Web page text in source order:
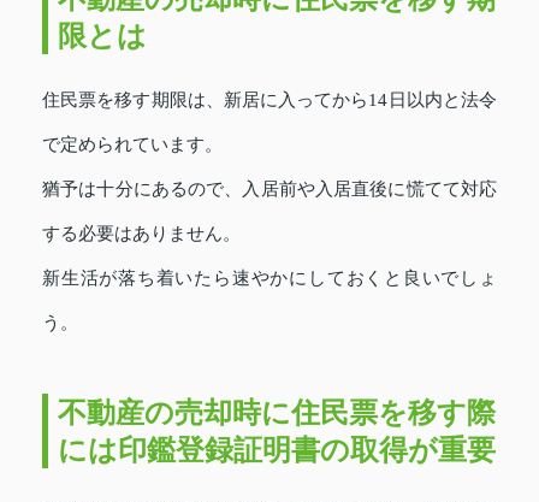
限とは
住民票を移す期限は、新居に入ってから14日以内と法令
で定められています。
猶予は十分にあるので、入居前や入居直後に慌てて対応
する必要はありません。
新生活が落ち着いたら速やかにしておくと良いでしょ
う。
不動産の売却時に住民票を移す際
には印鑑登録証明書の取得が重要